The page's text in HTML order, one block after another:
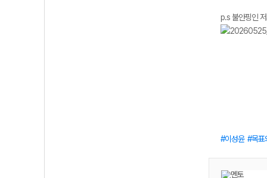
p.s 불안핑인
이성윤 목표